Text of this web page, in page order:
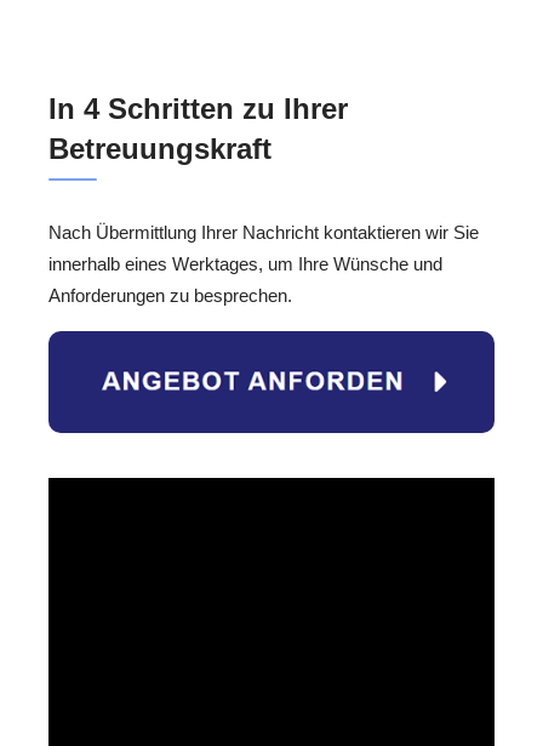
In 4 Schritten zu Ihrer
Betreuungskraft
Nach Übermittlung Ihrer Nachricht kontaktieren wir Sie
innerhalb eines Werktages, um Ihre Wünsche und
Anforderungen zu besprechen.